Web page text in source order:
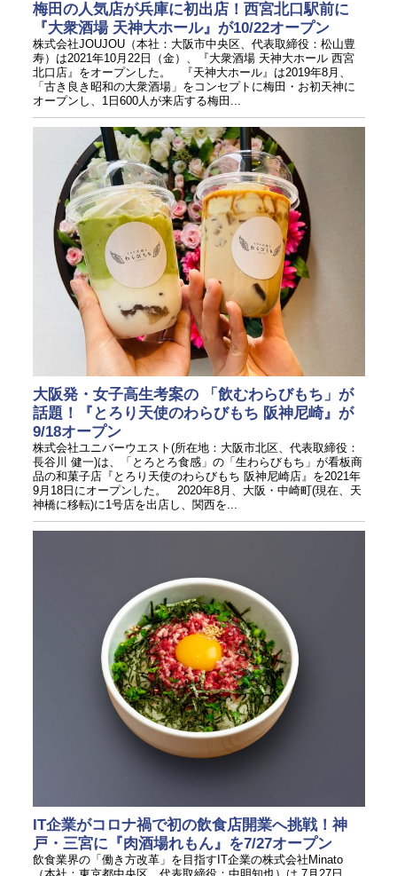
梅田の人気店が兵庫に初出店！西宮北口駅前に
『大衆酒場 天神大ホール』が10/22オープン
株式会社JOUJOU（本社：大阪市中央区、代表取締役：松山豊
寿）は2021年10月22日（金）、『大衆酒場 天神大ホール 西宮
北口店』をオープンした。 『天神大ホール』は2019年8月、
「古き良き昭和の大衆酒場」をコンセプトに梅田・お初天神に
オープンし、1日600人が来店する梅田...
大阪発・女子高生考案の 「飲むわらびもち」が
話題！『とろり天使のわらびもち 阪神尼崎』が
9/18オープン
株式会社ユニバーウエスト(所在地：大阪市北区、代表取締役：
長谷川 健一)は、「とろとろ食感」の「生わらびもち」が看板商
品の和菓子店『とろり天使のわらびもち 阪神尼崎店』を2021年
9月18日にオープンした。 2020年8月、大阪・中崎町(現在、天
神橋に移転)に1号店を出店し、関西を...
IT企業がコロナ禍で初の飲食店開業へ挑戦！神
戸・三宮に『肉酒場れもん』を7/27オープン
飲食業界の「働き方改革」を目指すIT企業の株式会社Minato